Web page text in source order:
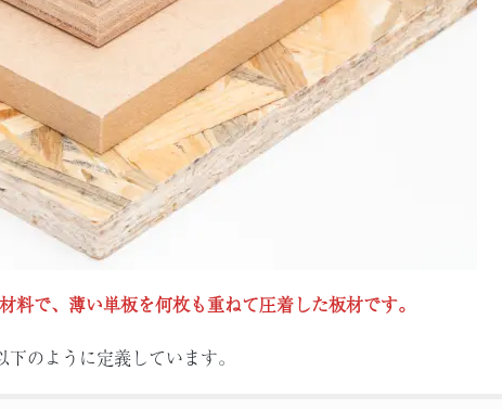
料で、薄い単板を何枚も重ねて圧着した板材です。
のように定義しています。